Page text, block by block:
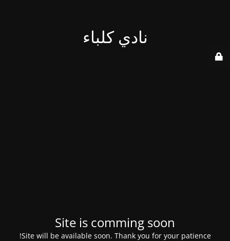
نادي كلباء
Site is comming soon
Site will be available soon. Thank you for your patience!